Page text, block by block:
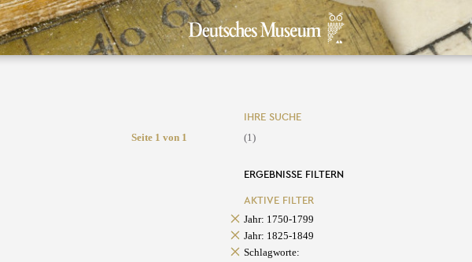
Seite 1 von 1
IHRE SUCHE
(1)
ERGEBNISSE FILTERN
AKTIVE FILTER
Jahr: 1750-1799
Jahr: 1825-1849
Schlagworte: